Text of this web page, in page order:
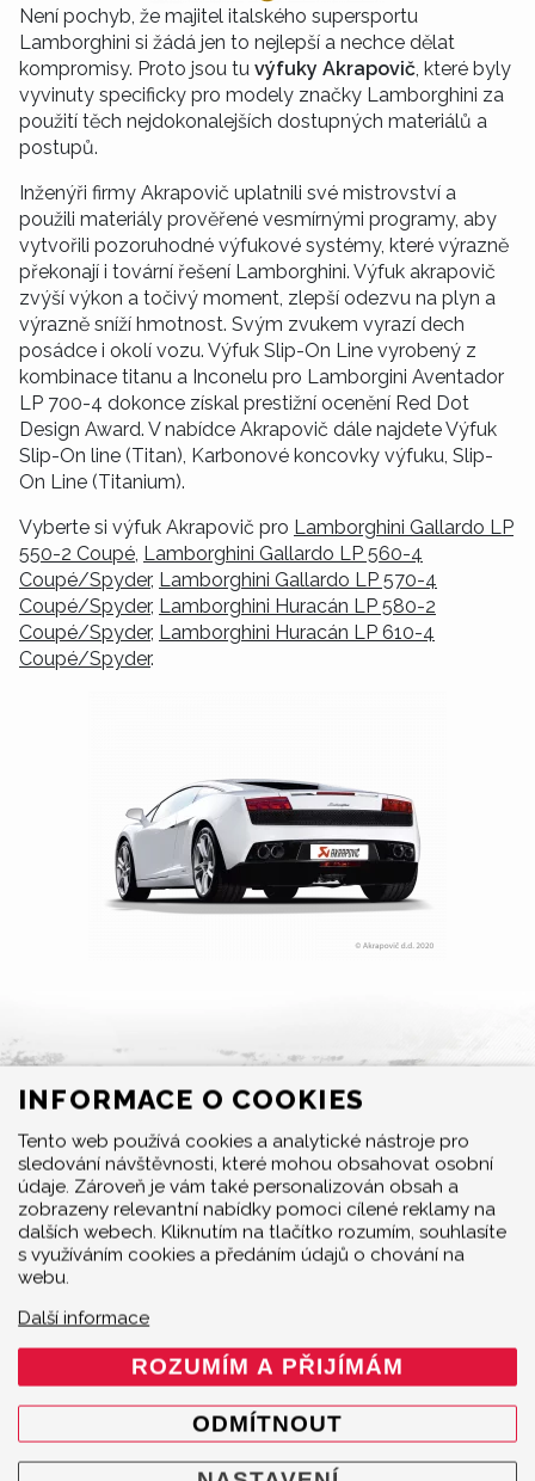
Není pochyb, že majitel italského supersportu
Lamborghini si žádá jen to nejlepší a nechce dělat
kompromisy. Proto jsou tu výfuky Akrapovič, které byly
vyvinuty specificky pro modely značky Lamborghini za
použití těch nejdokonalejších dostupných materiálů a
postupů.
Inženýři firmy Akrapovič uplatnili své mistrovství a
použili materiály prověřené vesmírnými programy, aby
vytvořili pozoruhodné výfukové systémy, které výrazně
překonají i tovární řešení Lamborghini. Výfuk akrapovič
zvýší výkon a točivý moment, zlepší odezvu na plyn a
výrazně sníží hmotnost. Svým zvukem vyrazí dech
posádce i okolí vozu. Výfuk Slip-On Line vyrobený z
kombinace titanu a Inconelu pro Lamborgini Aventador
LP 700-4 dokonce získal prestižní ocenění Red Dot
Design Award. V nabídce Akrapovič dále najdete Výfuk
Slip-On line (Titan), Karbonové koncovky výfuku, Slip-
On Line (Titanium).
Vyberte si výfuk Akrapovič pro Lamborghini Gallardo LP
550-2 Coupé, Lamborghini Gallardo LP 560-4
Coupé/Spyder, Lamborghini Gallardo LP 570-4
Coupé/Spyder, Lamborghini Huracán LP 580-2
Coupé/Spyder, Lamborghini Huracán LP 610-4
Coupé/Spyder.
MENU
Produkty
O značce
Multimedia
O nás
Kontakty
Cookie policy
Mapa webu
KONTAKT
INFORMACE O COOKIES
Tento web používá cookies a analytické nástroje pro
sledování návštěvnosti, které mohou obsahovat osobní
údaje. Zároveň je vám také personalizován obsah a
zobrazeny relevantní nabídky pomoci cílené reklamy na
dalších webech. Kliknutím na tlačítko rozumím, souhlasíte
s využíváním cookies a předáním údajů o chování na
webu.
Další informace
ROZUMÍM A PŘIJÍMÁM
ODMÍTNOUT